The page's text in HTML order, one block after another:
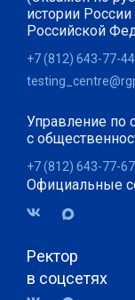
истории
Российской
+7 (812) 643-77-44
Управление по
с
+7 (812) 643-77-
Официальные
Ректор
в соцсетях